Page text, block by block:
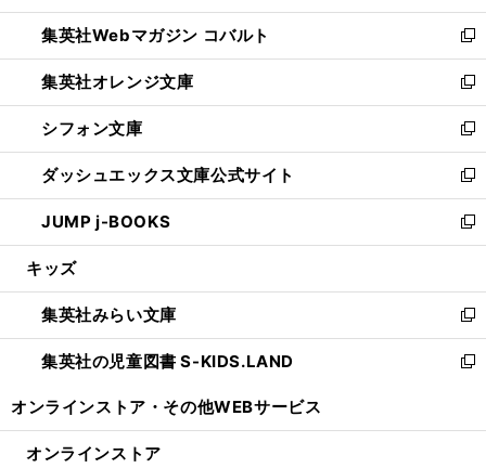
開
く
ウ
で
開
く
ン
ド
ウ
で
開
く
ウ
ィ
ン
ド
ウ
で
開
く
集英社Webマガジン コバルト
新
し
い
ウ
ィ
ン
ド
ウ
で
開
集英社オレンジ文庫
新
し
い
ウ
ィ
ン
ド
ウ
開
く
シフォン文庫
新
し
い
ウ
ィ
ン
ウ
で
開
く
ダッシュエックス文庫公式サイト
新
し
い
ウ
ン
ド
ウ
で
JUMP j-BOOKS
新
し
ウ
ィ
ン
ド
開
キッズ
集英社みらい文庫
新
し
い
ン
集英社の児童図書 S-KIDS.LAND
新
ウ
オンラインストア・ その他WEBサービス
オンラインストア